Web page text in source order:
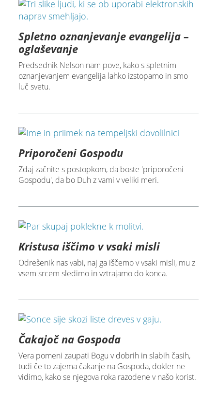
Spletno oznanjevanje evangelija –
oglaševanje
Predsednik Nelson nam pove, kako s spletnim
oznanjevanjem evangelija lahko izstopamo in smo
luč svetu.
Priporočeni Gospodu
Zdaj začnite s postopkom, da boste 'priporočeni
Gospodu', da bo Duh z vami v veliki meri.
Kristusa iščimo v vsaki misli
Odrešenik nas vabi, naj ga iščemo v vsaki misli, mu z
vsem srcem sledimo in vztrajamo do konca.
Čakajoč na Gospoda
Vera pomeni zaupati Bogu v dobrih in slabih časih,
tudi če to zajema čakanje na Gospoda, dokler ne
vidimo, kako se njegova roka razodene v našo korist.